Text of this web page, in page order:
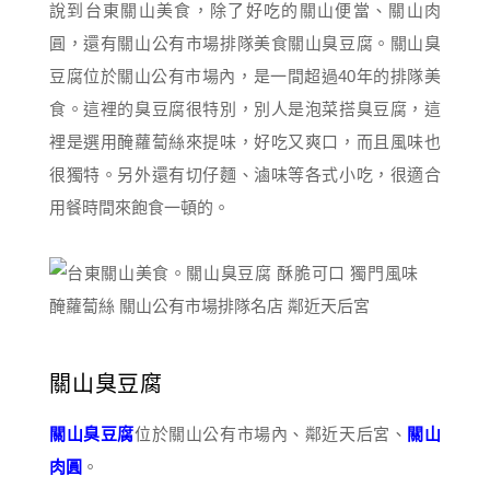
說到台東關山美食，除了好吃的關山便當、關山肉
圓，還有關山公有市場排隊美食關山臭豆腐。關山臭
豆腐位於關山公有市場內，是一間超過40年的排隊美
食。這裡的臭豆腐很特別，別人是泡菜搭臭豆腐，這
裡是選用醃蘿蔔絲來提味，好吃又爽口，而且風味也
很獨特。另外還有切仔麵、滷味等各式小吃，很適合
用餐時間來飽食一頓的。
關山臭豆腐
關山臭豆腐位於關山公有市場內、鄰近天后宮、 關山
肉圓 。